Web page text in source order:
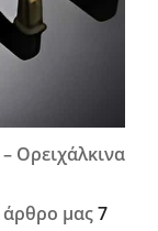
Ορειχάλκινα
άρθρο μας7